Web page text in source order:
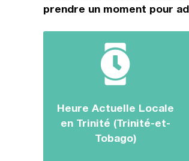
prendre un moment pour
Heure Actuelle Locale
en Trinité (Trinité-et-
Tobago)